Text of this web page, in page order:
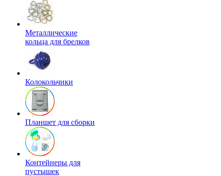
Металлические
кольца для брелков
Колокольчики
Планшет для сборки
Контейнеры для
пустышек